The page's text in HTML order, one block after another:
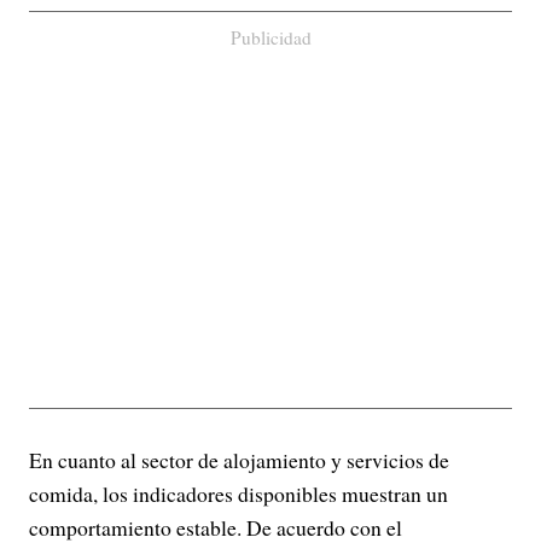
Publicidad
En cuanto al sector de alojamiento y servicios de
comida, los indicadores disponibles muestran un
comportamiento estable. De acuerdo con el